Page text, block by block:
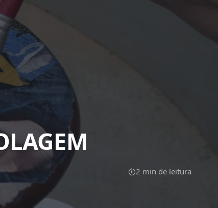
2 min de leitura